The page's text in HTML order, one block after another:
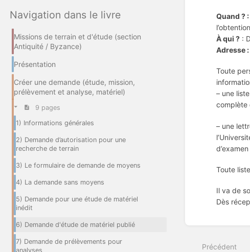
Navigation dans le livre
Missions de terrain et d'étude (section
Antiquité / Byzance)
Présentation
Créer une demande (étude, mission,
prélèvement et analyse, matériel)
9 pages
1) Informations générales
2) Demande d’autorisation pour une
recherche de terrain
3) Le formulaire de demande de moyens
4) La demande sans moyens
5) Demande pour une étude de matériel
inédit
6) Demande d'étude de matériel publié
7) Demande de prélèvements pour
analyses
Quand ? :
À qui ? :
Adresse :
Toute
– une
complète
– une
Toute
Il va de
Dès
de
Précédent